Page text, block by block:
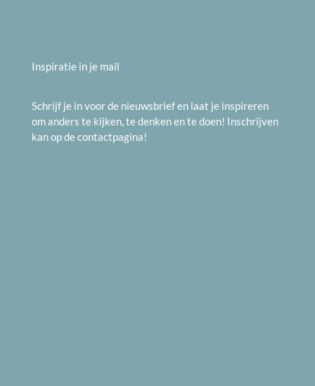
Inspiratie in je mail
Schrijf je in voor de nieuwsbrief en laat je inspireren
om anders te kijken, te denken en te doen! Inschrijven
kan op decontactpagina!